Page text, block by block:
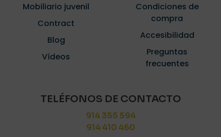
Mobiliario juvenil
Contract
Blog
Vídeos
Condiciones de
compra
Accesibilidad
Preguntas
frecuentes
TELÉFONOS DE CONTACTO
914 355 594
914 410 460